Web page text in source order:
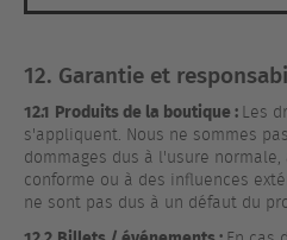
12. Garantie et
12.1 Produits de la boutique : Les
s'appliquent. Nous ne sommes
dommages dus à l'usure
conforme ou à des influences
ne sont pas dus à un défaut du